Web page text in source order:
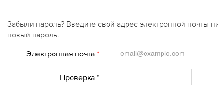
Забыли пароль? Введите свой адрес электронной почты
новый пароль.
Электронная почта*
Проверка *